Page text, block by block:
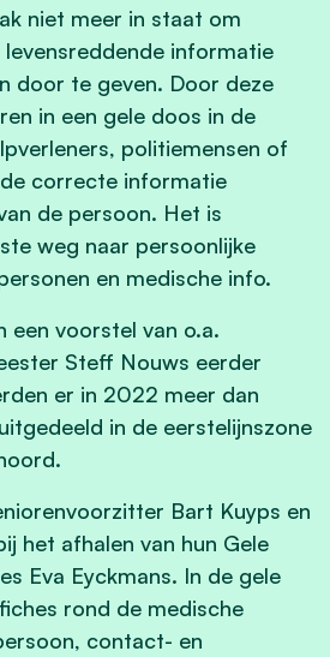
niet meer in staat om
informatie
door te geven. Door deze
in een gele doos in de
politiemensen of
correcte informatie
de persoon. Het is
weg naar persoonlijke
en medische info.
een voorstel van o.a.
Steff Nouws eerder
er in 2022 meer dan
in de eerstelijnszone
Bart Kuyps en
het afhalen van hun Gele
Eva Eyckmans. In de gele
rond de medische
contact- en